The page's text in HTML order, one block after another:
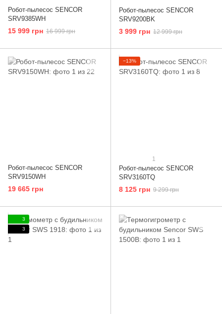
Робот-пылесос SENCOR
SRV9385WH
15 999 грн 16 999 грн
Робот-пылесос SENCOR
SRV9200BK
3 999 грн 12 999 грн
Робот-пылесос SENCOR
SRV9150WH
19 665 грн
−13%
1
Робот-пылесос SENCOR
SRV3160TQ
8 125 грн 9 299 грн
3
3